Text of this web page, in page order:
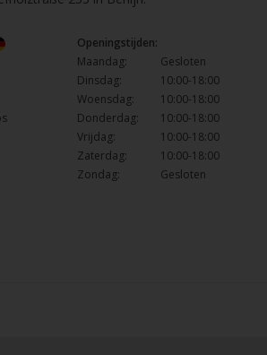
Openingstijden:
Maandag:
Gesloten
Dinsdag:
10:00-18:00
Woensdag:
10:00-18:00
Donderdag:
10:00-18:00
Vrijdag:
10:00-18:00
Zaterdag:
10:00-18:00
Zondag:
Gesloten